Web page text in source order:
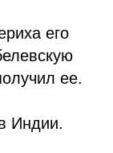
его
ее.
Индии.